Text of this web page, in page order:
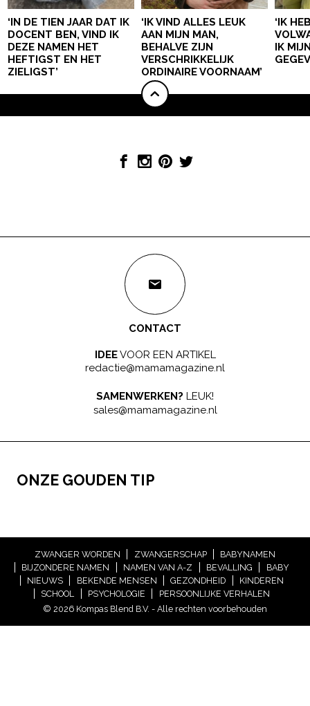
‘IN DE TIEN JAAR DAT IK
DOCENT BEN, VIND IK
DEZE NAMEN HET
HEFTIGST EN HET
ZIELIGST’
‘IK VIND ALLES LEUK
AAN MIJN MAN,
BEHALVE ZIJN
VERSCHRIKKELIJK
ORDINAIRE VOORNAAM’
‘IK
IK
CONTACT
IDEEVOOR EEN ARTIKEL
redactie@mamamagazine.nl
SAMENWERKEN? LEUK!
sales@mamamagazine.nl
ONZE GOUDEN TIP
ZWANGER WORDEN ZWANGERSCHAP
BABYNAMEN
BIJZONDERE NAMEN
NAMEN VAN A-Z BEVALLING
BABY
NIEUWS
BEKENDE MENSEN GEZONDHEID
KINDEREN
SCHOOL
PSYCHOLOGIE
PERSOONLIJKE VERHALEN
© 2026 Kompas Blend B.V. - Alle rechten voorbehouden